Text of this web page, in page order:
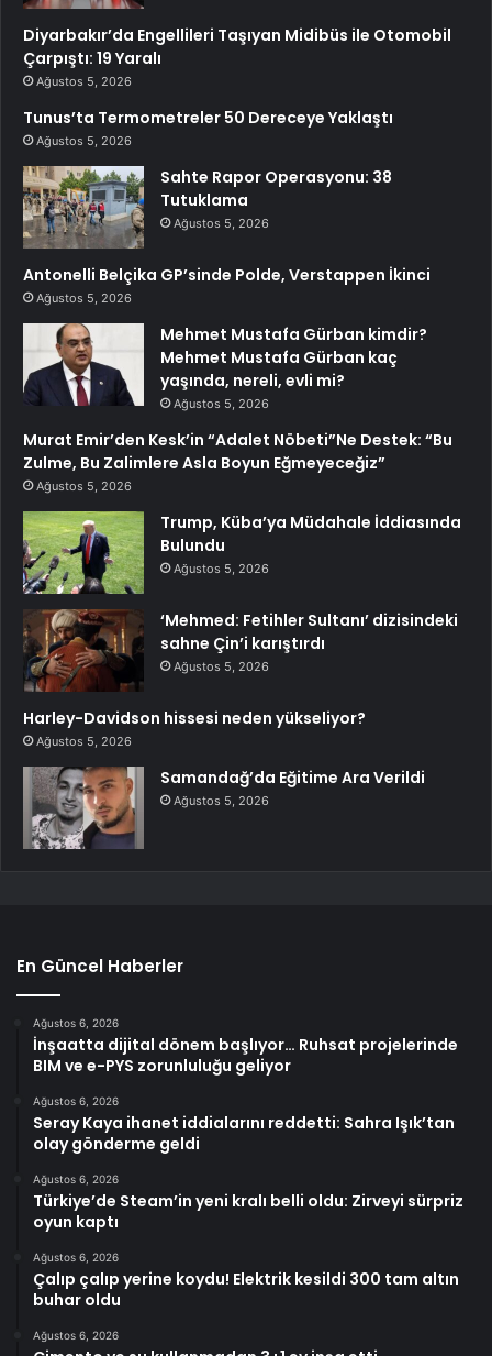
Diyarbakır’da Engellileri Taşıyan Midibüs ile Otomobil
Çarpıştı: 19 Yaralı
Ağustos 5, 2026
Tunus’ta Termometreler 50 Dereceye Yaklaştı
Ağustos 5, 2026
Sahte Rapor Operasyonu: 38
Tutuklama
Ağustos 5, 2026
Antonelli Belçika GP’sinde Polde, Verstappen İkinci
Ağustos 5, 2026
Mehmet Mustafa Gürban kimdir?
Mehmet Mustafa Gürban kaç
yaşında, nereli, evli mi?
Ağustos 5, 2026
Murat Emir’den Kesk’in “Adalet Nöbeti”Ne Destek: “Bu
Zulme, Bu Zalimlere Asla Boyun Eğmeyeceğiz”
Ağustos 5, 2026
Trump, Küba’ya Müdahale İddiasında
Bulundu
Ağustos 5, 2026
‘Mehmed: Fetihler Sultanı’ dizisindeki
sahne Çin’i karıştırdı
Ağustos 5, 2026
Harley-Davidson hissesi neden yükseliyor?
Ağustos 5, 2026
Samandağ’da Eğitime Ara Verildi
Ağustos 5, 2026
En Güncel Haberler
Ağustos 6, 2026
İnşaatta dijital dönem başlıyor… Ruhsat projelerinde
BIM ve e-PYS zorunluluğu geliyor
Ağustos 6, 2026
Seray Kaya ihanet iddialarını reddetti: Sahra Işık’tan
olay gönderme geldi
Ağustos 6, 2026
Türkiye’de Steam’in yeni kralı belli oldu: Zirveyi sürpriz
oyun kaptı
Ağustos 6, 2026
Çalıp çalıp yerine koydu! Elektrik kesildi 300 tam altın
buhar oldu
Ağustos 6, 2026